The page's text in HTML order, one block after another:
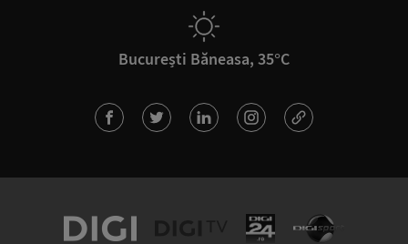
București Băneasa, 35°C